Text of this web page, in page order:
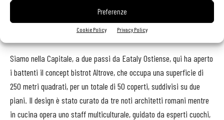
Preferenze
Cookie Policy Privacy Policy
volta ai sapori dell’Africa sub sahariana.
Siamo nella Capitale, a due passi da Eataly Ostiense, qui ha aperto
i battenti il concept bistrot Altrove, che occupa una superficie di
250 metri quadrati, per un totale di 50 coperti, suddivisi su due
piani. Il design è stato curato da tre noti architetti romani mentre
in cucina opera uno staff multiculturale, guidato da esperti cuochi,